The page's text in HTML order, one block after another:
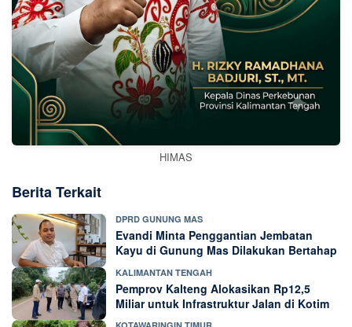
HIMAS
Berita Terkait
DPRD GUNUNG MAS
Evandi Minta Penggantian Jembatan
Kayu di Gunung Mas Dilakukan Bertahap
KALIMANTAN TENGAH
Pemprov Kalteng Alokasikan Rp12,5
Miliar untuk Infrastruktur Jalan di Kotim